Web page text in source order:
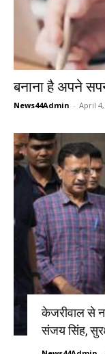
बनाना है अपने
News44Admin - April
केजरीवाल से
संजय सिंह,